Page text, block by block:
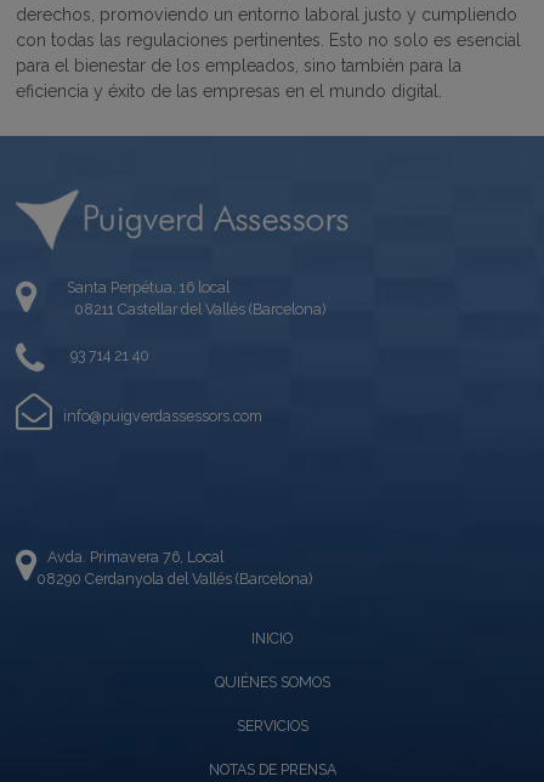
derechos, promoviendo un entorno laboral justo y cumpliendo
con todas las regulaciones pertinentes. Esto no solo es esencial
para el bienestar de los empleados, sino también para la
eficiencia y éxito de las empresas en el mundo digital.
Santa Perpétua, 16 local
08211 Castellar del Vallés (Barcelona)
93 714 21 40
info@puigverdassessors.com
Avda. Primavera 76, Local
08290 Cerdanyola del Vallés (Barcelona)
INICIO
QUIÉNES SOMOS
SERVICIOS
NOTAS DE PRENSA